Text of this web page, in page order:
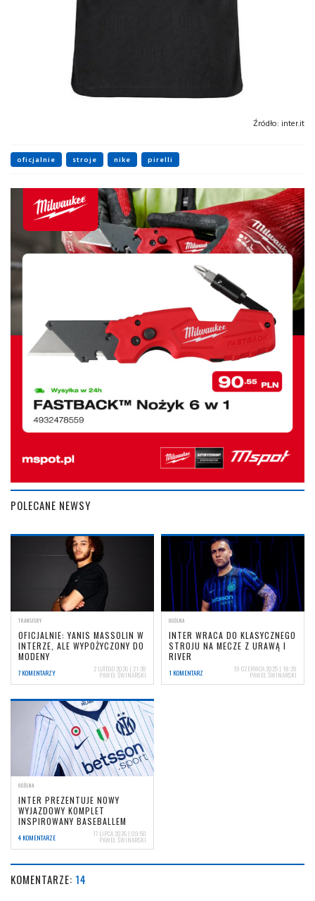
Źródło: inter.it
oficjalnie stroje nike pirelli
POLECANE NEWSY
TRANSFERY
OFICJALNIE: YANIS MASSOLIN W
INTERZE, ALE WYPOŻYCZONY DO
MODENY
7 KOMENTARZY 2 LUTEGO 2026 | 21:38
PAWEŁ ŚWINARSKI
OGÓLNA
INTER WRACA DO KLASYCZNEGO
STROJU NA MECZE Z URAWĄ I
RIVER
1 KOMENTARZ 19 CZERWCA 2025 | 18:39
PAWEŁ ŚWINARSKI
OGÓLNA
INTER PREZENTUJE NOWY
WYJAZDOWY KOMPLET
INSPIROWANY BASEBALLEM
4 KOMENTARZE 17 LIPCA 2026 | 09:50
PAWEŁ ŚWINARSKI
KOMENTARZE: 14